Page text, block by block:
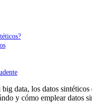
data, los datos
y cómo emplear datos